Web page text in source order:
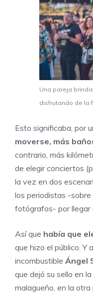
Una pareja
disfrutando de la
Esto significaba, por
moverse, más
contrario, más
de elegir conciertos
la vez en dos
los periodistas -
fotógrafos- por llegar
Así que había que
que hizo el público. Y
incombustible Ángel
que dejó su sello en
malagueño, en la